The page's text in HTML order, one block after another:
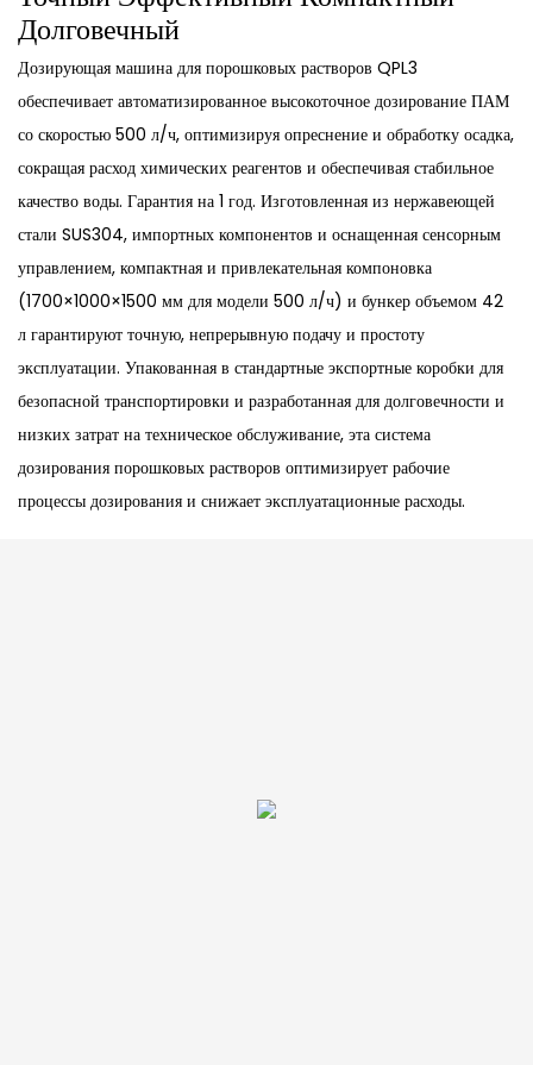
Долговечный
Дозирующая машина для порошковых растворов QPL3
обеспечивает автоматизированное высокоточное дозирование ПАМ
со скоростью 500 л/ч, оптимизируя опреснение и обработку осадка,
сокращая расход химических реагентов и обеспечивая стабильное
качество воды. Гарантия на 1 год. Изготовленная из нержавеющей
стали SUS304, импортных компонентов и оснащенная сенсорным
управлением, компактная и привлекательная компоновка
(1700×1000×1500 мм для модели 500 л/ч) и бункер объемом 42
л гарантируют точную, непрерывную подачу и простоту
эксплуатации. Упакованная в стандартные экспортные коробки для
безопасной транспортировки и разработанная для долговечности и
низких затрат на техническое обслуживание, эта система
дозирования порошковых растворов оптимизирует рабочие
процессы дозирования и снижает эксплуатационные расходы.